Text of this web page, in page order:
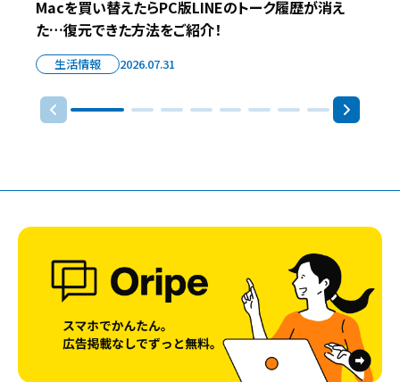
Macを買い替えたらPC版LINEのトーク履歴が消え
た…復元できた方法をご紹介！
生活情報 2026.07.31